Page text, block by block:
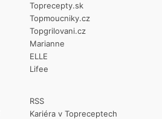
RSS
Kariéra v Topreceptech
Toprecepty.sk
Topmoucniky.cz
Topgrilovani.cz
Marianne
ELLE
Lifee